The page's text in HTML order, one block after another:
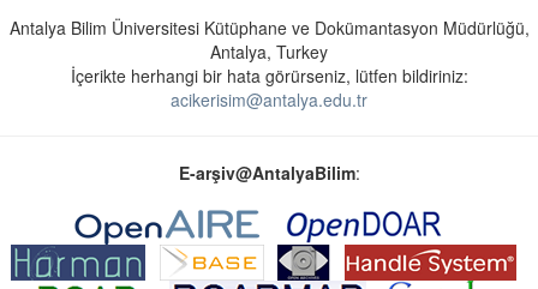
Antalya Bilim Üniversitesi Kütüphane ve Dokümantasyon Müdürlüğü,
Antalya, Turkey
İçerikte herhangi bir hata görürseniz, lütfen bildiriniz:
acikerisim@antalya.edu.tr
E-arşiv@AntalyaBilim: